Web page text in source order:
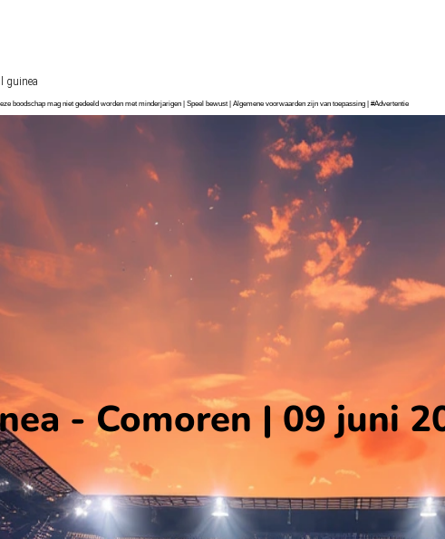
guinea
boodschap mag niet gedeeld worden met minderjarigen | Speel bewust | Algemene voorwaarden zijn van toepassing | #Advertentie
- Comoren | 09 juni